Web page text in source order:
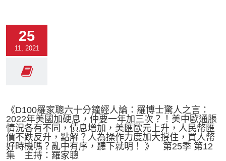
25
11, 2021
《D100羅家聰六十分鐘經人論：羅博士驚人之言：
2022年美國加硬息，仲要一年加三次？！美中歐通脹
情況各有不同，債息增加，美匯歐元上升，人民幣匯
價不跌反升，點解？人為操作力度加大撐住，買人幣
好時機嗎？亂中有序，聽下就明！ 》 第25季 第12
集 主持：羅家聰